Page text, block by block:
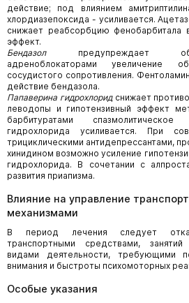
действие; под влиянием
хлордиазепоксида - усиливается.
снижает реабсорбцию фенобарбитала
эффект.
Бендазолпредупреждает
адреноблокаторами увеличение
сосудистого сопротивления.
действие бендазола.
Папаверина гидрохлоридснижает
леводопы и гипотензивный эффект
барбитуратами
гидрохлорида усиливается. При
трициклическими антидепрессантами,
хинидином возможно усиление
гидрохлорида. В сочетании с
развития приапизма.
Влияние на управление
механизмами
В период лечения следует
транспортными средствами,
видами деятельности, требующими
внимания и быстроты психомоторных
Особые указания